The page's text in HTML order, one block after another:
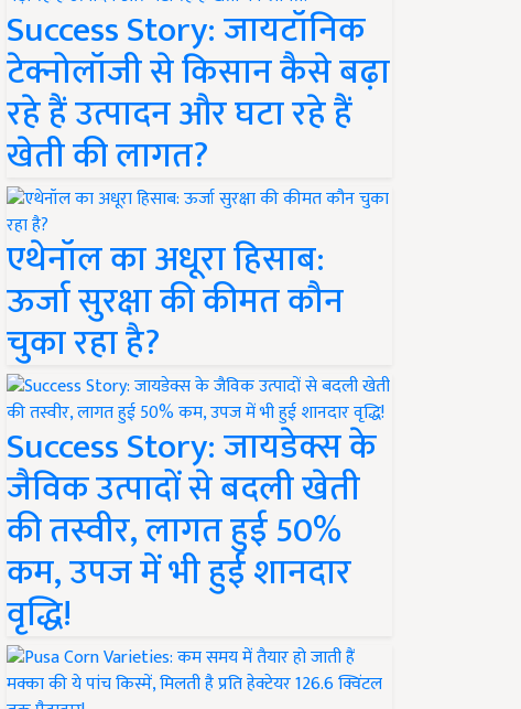
Success Story: जायटॉनिक
टेक्नोलॉजी से किसान कैसे बढ़ा
रहे हैं उत्पादन और घटा रहे हैं
खेती की लागत?
एथेनॉल का अधूरा हिसाब:
ऊर्जा सुरक्षा की कीमत कौन
चुका रहा है?
Success Story: जायडेक्स के
जैविक उत्पादों से बदली खेती
की तस्वीर, लागत हुई 50%
कम, उपज में भी हुई शानदार
वृद्धि!